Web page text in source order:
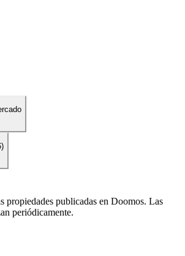
)
propiedades publicadas en Doomos. Las
periódicamente.